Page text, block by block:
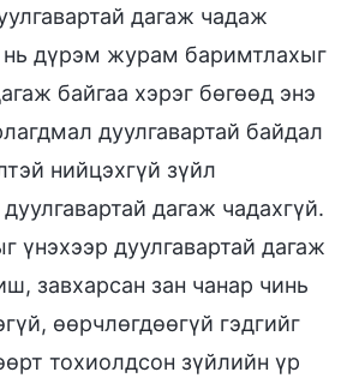
дагаж чадаж
нь дүрэм журам баримтлахыг
байгаа хэрэг бөгөөд энэ
дуулгавартай байдал
нийцэхгүй зүйл
дагаж чадахгүй.
үнэхээр дуулгавартай дагаж
завхарсан зан чанар чинь
өөрчлөгдөөгүй гэдгийг
тохиолдсон зүйлийн үр